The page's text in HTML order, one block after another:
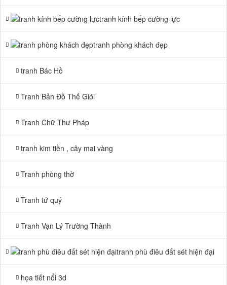
tranh kính bếp cường lực
tranh phòng khách đẹp
tranh Bác Hồ
Tranh Bản Đồ Thế Giới
Tranh Chữ Thư Pháp
tranh kim tiền , cây mai vàng
Tranh phòng thờ
Tranh tứ quý
Tranh Vạn Lý Trường Thành
tranh phù điêu đất sét hiện đại
họa tiết nổi 3d